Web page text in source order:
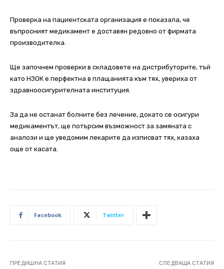
Проверка на пациентската организация е показала, че
въпросният медикамент е доставян редовно от фирмата
производителка.
Ще започнем проверки в складовете на дистрибуторите, тъй
като НЗОК е перфектна в плащанията към тях, увериха от
здравноосигурителната институция.
За да не останат болните без лечение, докато се осигури
медикаментът, ще потърсим възможност за замяната с
аналози и ще уведомим лекарите да изписват тях, казаха
още от касата.
Facebook Twitter
ПРЕДИШНА СТАТИЯ СЛЕДВАЩА СТАТИЯ